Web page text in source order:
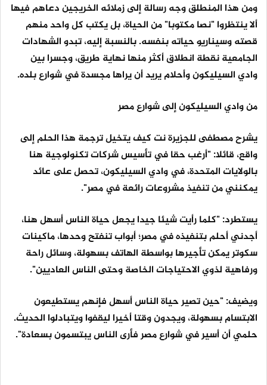
ومن هذا المنطلق وجه رسالة إلى زملائه الخريجين دعاهم فيها
ألا ينتظروا "نصا مكتوبا" من الحياة، بل يكتب كل واحد منهم
قصته وسيناريو حياته بنفسه. بالنسبة إليه، تبدو الشهادات
الجامعية نقطة انطلاق أكثر منها نهاية طريق، وجسرا بين
وادي السيليكون وأحلام يريد أن يراها مجسدة في شوارع بلده.
من وادي السيليكون إلى شوارع مصر
يشرح مصطفى للجزيرة نت كيف يتخيل ترجمة هذا الحلم إلى
واقع، قائلا: "أرغب حقا في تأسيس شركات تكنولوجية هنا
بالولايات المتحدة، في وادي السيليكون، تحصل على عائد
يمكنني من تنفيذ مشروعات رائعة في مصر".
يستطرد: "كلما رأيت شيئا جيدا يجعل حياة الناس أسهل هنا،
أجدني أحلم بتنفيذه في مصر؛ أبواب تنفتح وحدها، ماكينات
سكوتر يمكن تأجيرها بواسطة الهاتف بسهولة، وسائل راحة
ورفاهية لذوي الاحتياجات الخاصة وحتى الناس العاديين".
ويضيف: "حين تصير حياة الناس أسهل فإنهم يستطيعون
الابتسام بسهولة، ويجدون وقتا أخيرا ليقفوا ويتبادلوا الحديث.
حلمي أن أسير في شوارع مصر فأرى الناس يبتسمون بسعادة".